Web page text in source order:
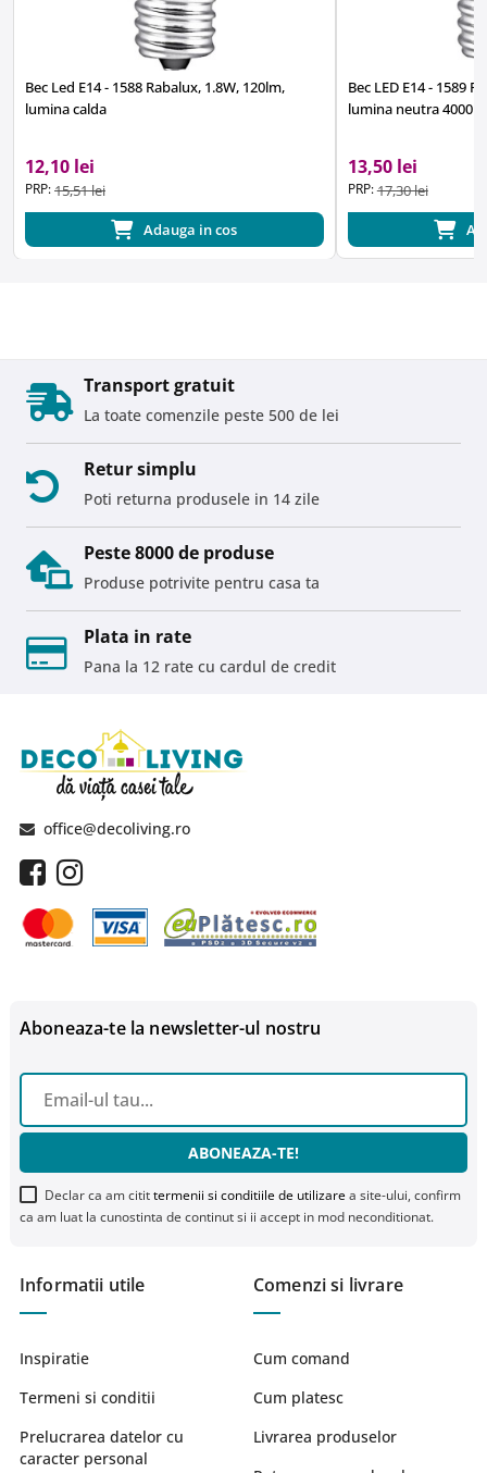
Bec Led E14 - 1588 Rabalux, 1.8W, 120lm,
lumina calda
12,10 lei
PRP:15,51 lei
Adauga in cos
Bec LED E14 - 1589
lumina neutra 4000K
13,50 lei
PRP:17,30 lei
Transport gratuit
La toate comenzile peste 500 de lei
Retur simplu
Poti returna produsele in 14 zile
Peste 8000 de produse
Produse potrivite pentru casa ta
Plata in rate
Pana la 12 rate cu cardul de credit
office@decoliving.ro
Informatii utile
Inspiratie
Termeni si conditii
Prelucrarea datelor cu
caracter personal
Comenzi si livrare
Cum comand
Cum platesc
Livrarea produselor
Aboneaza-te la newsletter-ul nostru
ABONEAZA-TE!
Declar ca am citittermenii si conditiile de utilizarea site-ului, confirm
ca am luat la cunostinta de continut si ii accept in mod neconditionat.